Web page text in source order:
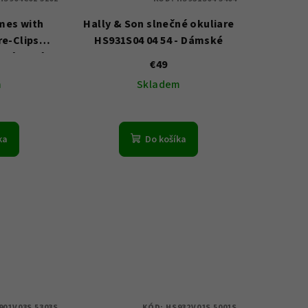
with
Clips
Dámské
Hally & Son slnečné okuliare
HS931S04 04 54 - Dámské
€49
Skladem
Do košíka